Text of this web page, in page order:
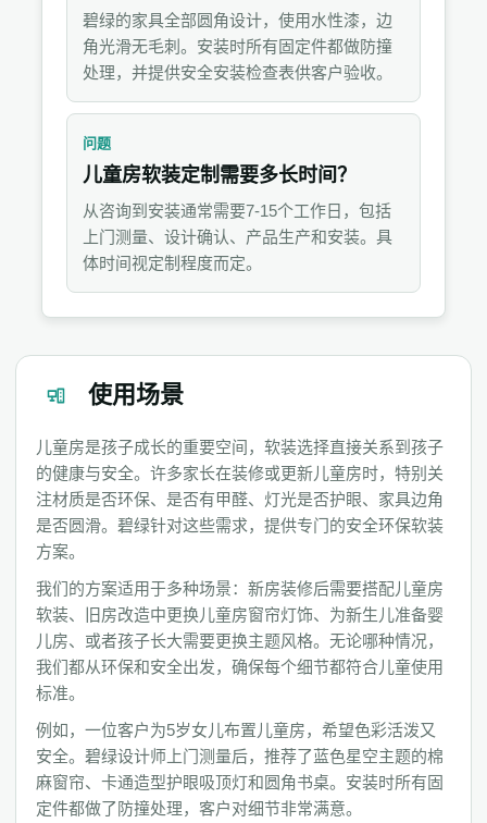
碧绿的家具全部圆角设计，使用水性漆，边
角光滑无毛刺。安装时所有固定件都做防撞
处理，并提供安全安装检查表供客户验收。
问题
儿童房软装定制需要多长时间？
从咨询到安装通常需要7-15个工作日，包括
上门测量、设计确认、产品生产和安装。具
体时间视定制程度而定。
使用场景
儿童房是孩子成长的重要空间，软装选择直接关系到孩子
的健康与安全。许多家长在装修或更新儿童房时，特别关
注材质是否环保、是否有甲醛、灯光是否护眼、家具边角
是否圆滑。碧绿针对这些需求，提供专门的安全环保软装
方案。
我们的方案适用于多种场景：新房装修后需要搭配儿童房
软装、旧房改造中更换儿童房窗帘灯饰、为新生儿准备婴
儿房、或者孩子长大需要更换主题风格。无论哪种情况，
我们都从环保和安全出发，确保每个细节都符合儿童使用
标准。
例如，一位客户为5岁女儿布置儿童房，希望色彩活泼又
安全。碧绿设计师上门测量后，推荐了蓝色星空主题的棉
麻窗帘、卡通造型护眼吸顶灯和圆角书桌。安装时所有固
定件都做了防撞处理，客户对细节非常满意。